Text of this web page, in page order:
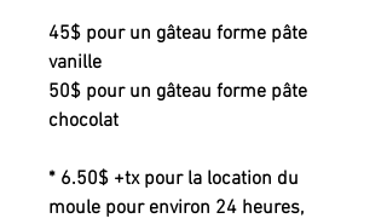
45$ pour un gâteau forme pâte
vanille
50$ pour un gâteau forme pâte
chocolat
* 6.50$ +tx pour la location du
moule pour environ 24 heures,